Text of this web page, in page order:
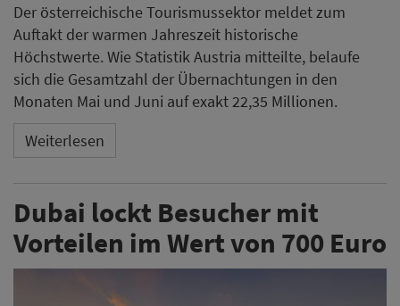
Der österreichische Tourismussektor meldet zum
Auftakt der warmen Jahreszeit historische
Höchstwerte. Wie Statistik Austria mitteilte, belaufe
sich die Gesamtzahl der Übernachtungen in den
Monaten Mai und Juni auf exakt 22,35 Millionen.
Weiterlesen
Dubai lockt Besucher mit
Vorteilen im Wert von 700 Euro